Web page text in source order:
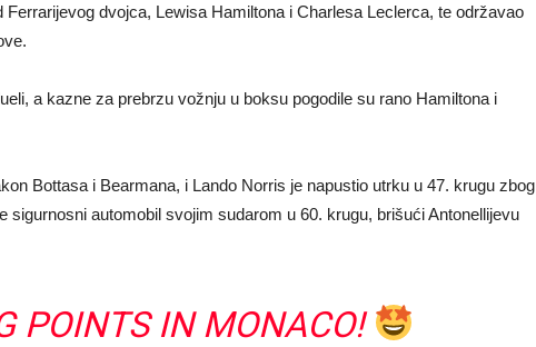
dvojca, Lewisa Hamiltona i Charlesa Leclerca, te održavao
a kazne za prebrzu vožnju u boksu pogodile su rano Hamiltona i
Bottasa i Bearmana, i Lando Norris je napustio utrku u 47. krugu zbog
sigurnosni automobil svojim sudarom u 60. krugu, brišući Antonellijevu
POINTS IN MONACO!